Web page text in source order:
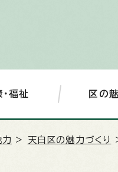
福祉 区の
> 天白区の魅力づくり